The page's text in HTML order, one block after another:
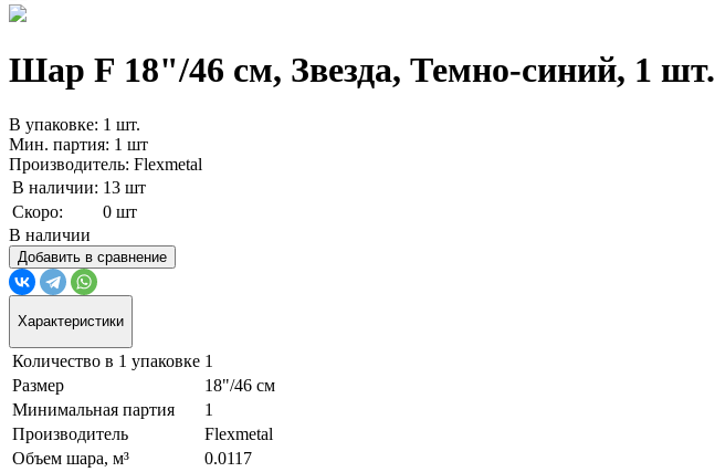
Шар F 18"/46 см, Звезда, Темно-синий, 1 шт.
В упаковке: 1 шт.
Мин. партия: 1 шт
Производитель: Flexmetal
В наличии: 13 шт
Скоро:
0 шт
В наличии
Добавить в сравнение
Характеристики
Количество в 1 упаковке 1
Размер
18"/46 см
Минимальная партия
1
Производитель
Flexmetal
Объем шара, м³
0.0117